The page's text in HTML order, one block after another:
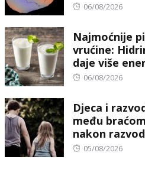
Posted
06/08/2026
Najmoćnije
vrućine:
daje više
Posted
06/08/2026
Djeca i
među
nakon
Posted
05/08/2026